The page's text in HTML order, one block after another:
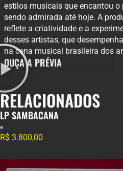
estilos musicais que encantou
sendo admirada até hoje. A
reflete a criatividade e a
desses artistas, que
na cena musical brasileira dos
OUÇA A PRÉVIA
RELACIONADOS
LP SAMBACANA
R$ 3.800,00